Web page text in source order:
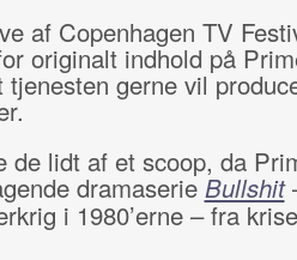
af Copenhagen TV
originalt indhold på
gerne vil
de lidt af et scoop, da
dramaserie Bullshit
i 1980’erne – fra